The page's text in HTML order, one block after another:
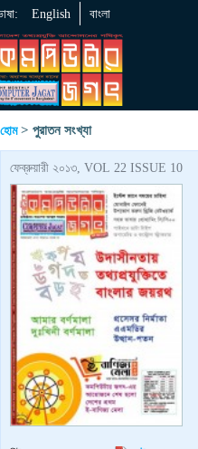
English বাংলা
হোম> পুরাতন সংখ্যা
ফেব্রুয়ারী ২০১৩, VOL 22 ISSUE 10